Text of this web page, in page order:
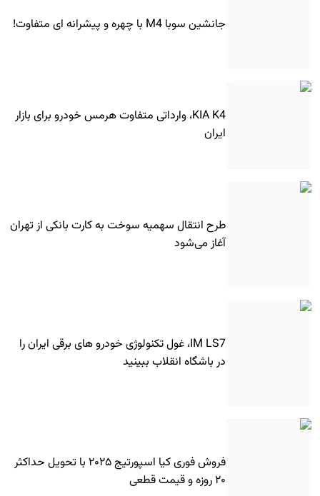
جانشین سوبا M4 با چهره و پیشرانه ای متفاوت!
KIA K4، وارداتی متفاوت هرمس خودرو برای بازار
ایران
طرح انتقال سهمیه سوخت به کارت بانکی از تهران
آغاز می‌شود
IM LS7، غول تکنولوژی خودرو های برقی ایران را
در باشگاه انقلاب ببینید
فروش فوری کیا اسپورتیج ۲۰۲۵ با تحویل حداکثر
۲۰ روزه و قیمت قطعی